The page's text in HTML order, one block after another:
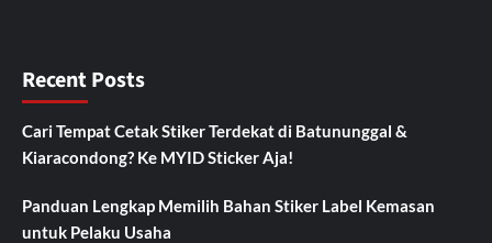
Recent Posts
Cari Tempat Cetak Stiker Terdekat di Batununggal &
Kiaracondong? Ke MYID Sticker Aja!
Panduan Lengkap Memilih Bahan Stiker Label Kemasan
untuk Pelaku Usaha